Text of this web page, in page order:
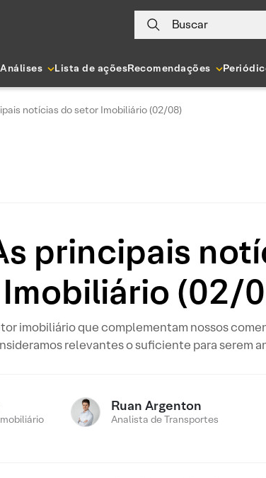
Buscar
Análises Lista de açõesRecomendações
notícias do setor Imobiliário (02/08)
principais
Imobiliário (02/
imobiliário que complementam nossos
relevantes o suficiente para serem
Ruan Argenton
Analista de Transportes